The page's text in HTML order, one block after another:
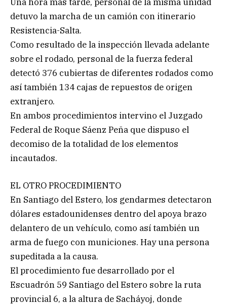
detuvo la marcha de un camión con itinerario
Resistencia-Salta.
Como resultado de la inspección llevada adelante
sobre el rodado, personal de la fuerza federal
detectó 376 cubiertas de diferentes rodados como
así también 134 cajas de repuestos de origen
extranjero.
En ambos procedimientos intervino el Juzgado
Federal de Roque Sáenz Peña que dispuso el
decomiso de la totalidad de los elementos
incautados.
EL OTRO PROCEDIMIENTO
En Santiago del Estero, los gendarmes detectaron
dólares estadounidenses dentro del apoya brazo
delantero de un vehículo, como así también un
arma de fuego con municiones. Hay una persona
supeditada a la causa.
El procedimiento fue desarrollado por el
Escuadrón 59 Santiago del Estero sobre la ruta
provincial 6, a la altura de Sacháyoj, donde